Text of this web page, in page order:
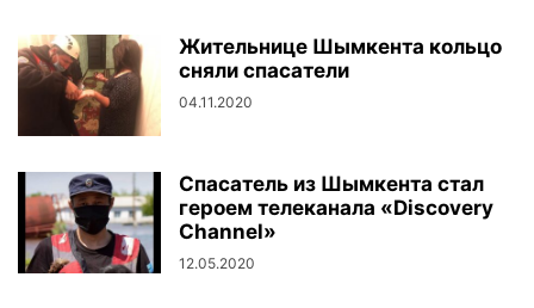
Жительнице Шымкента кольцо
сняли спасатели
04.11.2020
Спасатель из Шымкента стал
героем телеканала «Discovery
Channel»
12.05.2020